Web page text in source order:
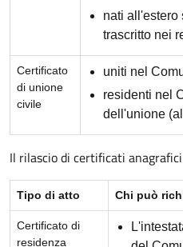
nati all'estero
trascritto nei
Certificato
di unione
civile
uniti nel
residenti nel
dell'unione
Il rilascio di certificati
Tipo di atto Chi può
Certificato di
residenza